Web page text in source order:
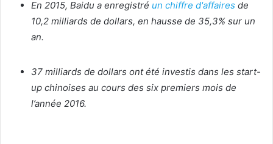
En 2015, Baidu a enregistré un chiffre d'affaires de
10,2 milliards de dollars, en hausse de 35,3% sur un
an.
37 milliards de dollars ont été investis dans les start-
up chinoises au cours des six premiers mois de
l’année 2016.